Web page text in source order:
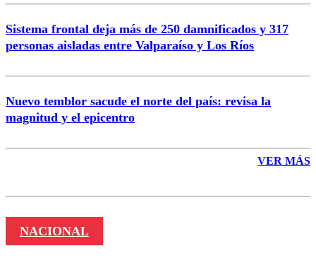
Sistema frontal deja más de 250 damnificados y 317
personas aisladas entre Valparaíso y Los Ríos
Nuevo temblor sacude el norte del país: revisa la
magnitud y el epicentro
VER MÁS
NACIONAL